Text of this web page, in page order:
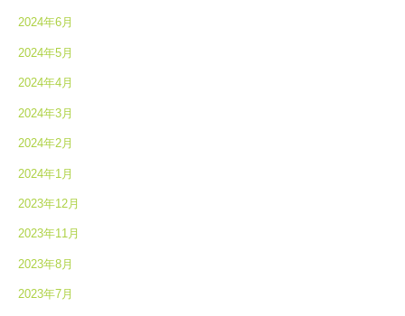
2024年6月
2024年5月
2024年4月
2024年3月
2024年2月
2024年1月
2023年12月
2023年11月
2023年8月
2023年7月